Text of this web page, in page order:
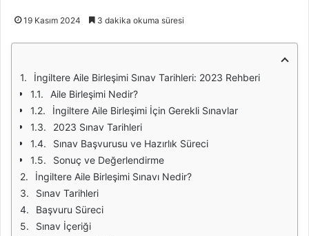
19 Kasım 2024 3 dakika okuma süresi
İngiltere Aile Birleşimi Sınav Tarihleri: 2023 Rehberi
Aile Birleşimi Nedir?
İngiltere Aile Birleşimi İçin Gerekli Sınavlar
2023 Sınav Tarihleri
Sınav Başvurusu ve Hazırlık Süreci
Sonuç ve Değerlendirme
İngiltere Aile Birleşimi Sınavı Nedir?
Sınav Tarihleri
Başvuru Süreci
Sınav İçeriği